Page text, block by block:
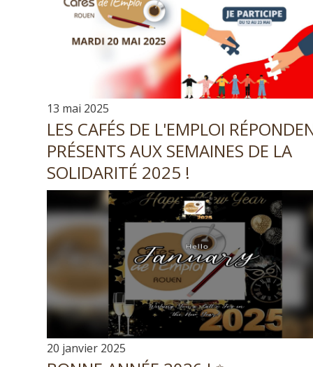
13 mai 2025
LES CAFÉS DE L'EMPLOI
PRÉSENTS AUX SEMAINES DE LA
SOLIDARITÉ 2025 !
20 janvier 2025